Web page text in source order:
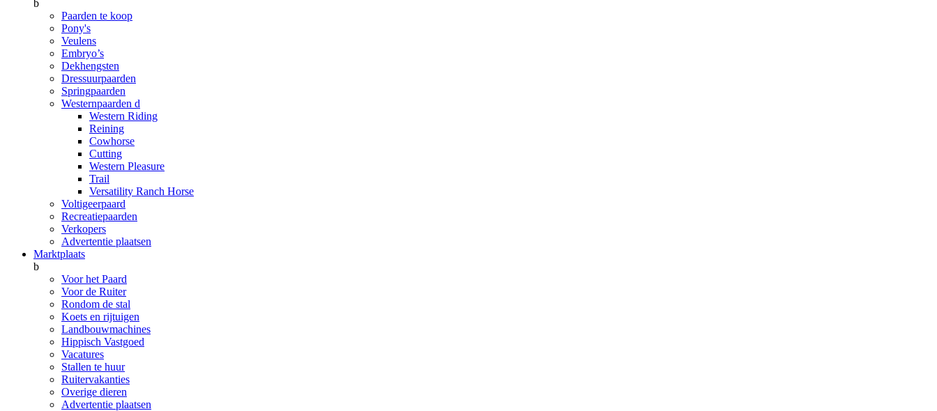
b
Paarden te koop
Pony's
Veulens
Embryo’s
Dekhengsten
Dressuurpaarden
Springpaarden
Westernpaarden d
Western Riding
Reining
Cowhorse
Cutting
Western Pleasure
Trail
Versatility Ranch Horse
Voltigeerpaard
Recreatiepaarden
Verkopers
Advertentie plaatsen
Marktplaats
b
Voor het Paard
Voor de Ruiter
Rondom de stal
Koets en rijtuigen
Landbouwmachines
Hippisch Vastgoed
Vacatures
Stallen te huur
Ruitervakanties
Overige dieren
Advertentie plaatsen